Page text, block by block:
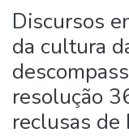
Discursos
da cultura
resolução
reclusas de